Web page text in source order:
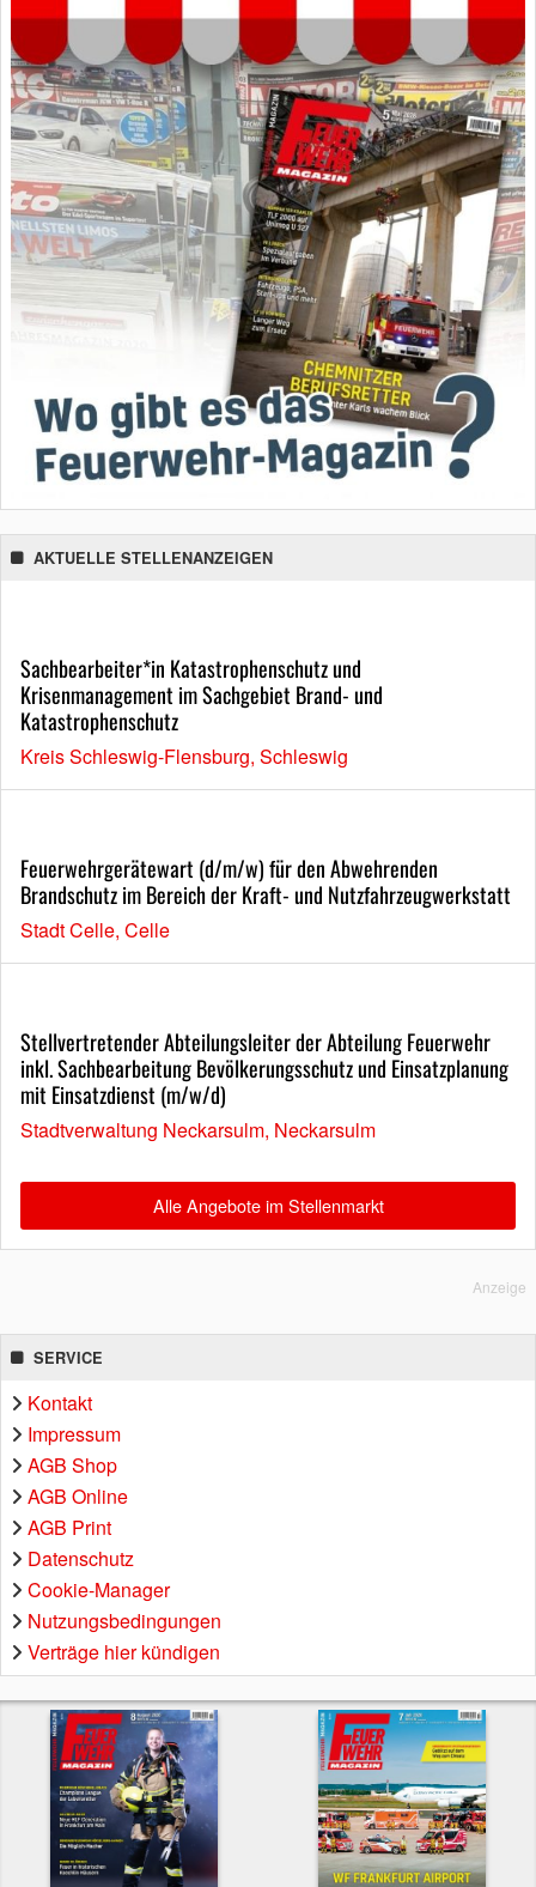
AKTUELLE STELLENANZEIGEN
Sachbearbeiter*in Katastrophenschutz und
Krisenmanagement im Sachgebiet Brand- und
Katastrophenschutz
Kreis Schleswig-Flensburg, Schleswig
Feuerwehrgerätewart (d/m/w) für den Abwehrenden
Brandschutz im Bereich der Kraft- und Nutzfahrzeugwerkstatt
Stadt Celle, Celle
Stellvertretender Abteilungsleiter der Abteilung Feuerwehr
inkl. Sachbearbeitung Bevölkerungsschutz und Einsatzplanung
mit Einsatzdienst (m/w/d)
Stadtverwaltung Neckarsulm, Neckarsulm
Alle Angebote im Stellenmarkt
Anzeige
SERVICE
Kontakt
Impressum
AGB Shop
AGB Online
AGB Print
Datenschutz
Cookie-Manager
Nutzungsbedingungen
Verträge hier kündigen